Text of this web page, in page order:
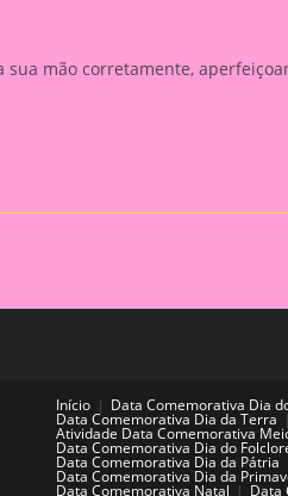
mão corretamente,
Início Data Comemorativa Dia
Data Comemorativa Dia da Terra
Atividade Data Comemorativa
Data Comemorativa Dia do
Data Comemorativa Dia da Pátria
Data Comemorativa Dia da
Data Comemorativa Natal Data